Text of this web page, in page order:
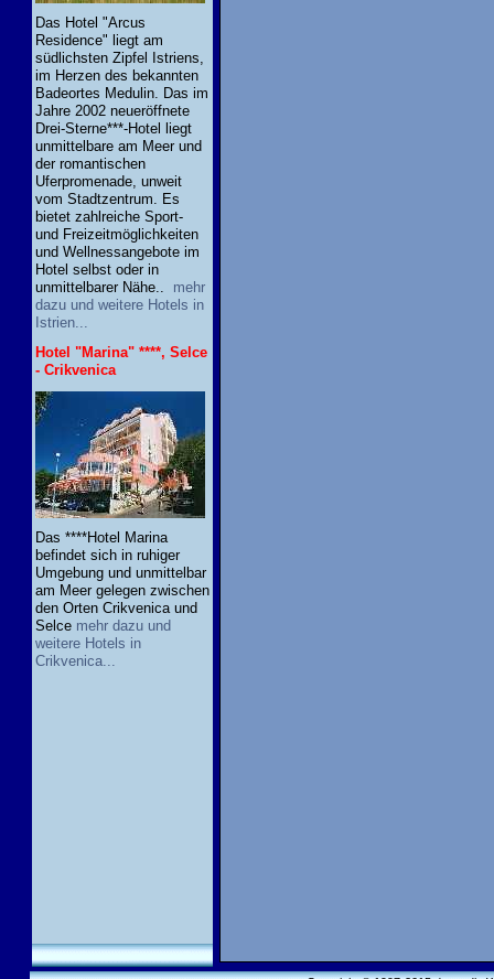
Das Hotel "Arcus
Residence" liegt am
südlichsten Zipfel Istriens,
im Herzen des bekannten
Badeortes Medulin. Das im
Jahre 2002 neueröffnete
Drei-Sterne***-Hotel liegt
unmittelbare am Meer und
der romantischen
Uferpromenade, unweit
vom Stadtzentrum. Es
bietet zahlreiche Sport-
und Freizeitmöglichkeiten
und Wellnessangebote im
Hotel selbst oder in
unmittelbarer Nähe.. mehr
dazu und weitere Hotels in
Istrien...
Hotel "Marina" ****, Selce
- Crikvenica
Das ****Hotel Marina
befindet sich in ruhiger
Umgebung und unmittelbar
am Meer gelegen zwischen
den Orten Crikvenica und
Selce mehr dazu und
weitere Hotels in
Crikvenica...